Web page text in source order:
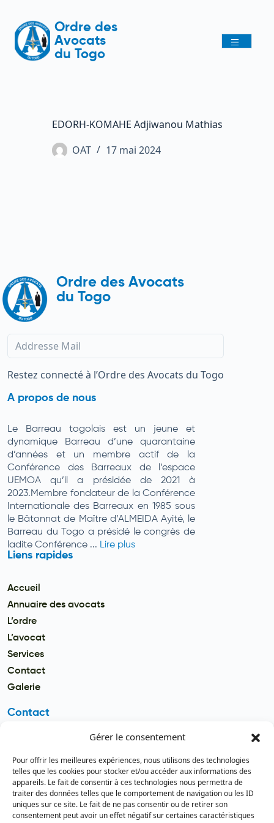
Gérer le consentement
Pour offrir les meilleures expériences, nous utilisons des technologies
telles que les cookies pour stocker et/ou accéder aux informations des
appareils. Le fait de consentir à ces technologies nous permettra de
traiter des données telles que le comportement de navigation ou les ID
uniques sur ce site. Le fait de ne pas consentir ou de retirer son
consentement peut avoir un effet négatif sur certaines caractéristiques
Ordre des
Avocats
du Togo
EDORH-KOMAHE Adjiwanou Mathias
OAT
17 mai 2024
Ordre des Avocats
du Togo
Restez connecté à l’Ordre des Avocats du Togo
A propos de nous
Le Barreau togolais est un jeune et
dynamique Barreau d’une quarantaine
d’années et un membre actif de la
Conférence des Barreaux de l’espace
UEMOA qu’il a présidée de 2021 à
2023.Membre fondateur de la Conférence
Internationale des Barreaux en 1985 sous
le Bâtonnat de Maître d’ALMEIDA Ayité, le
Barreau du Togo a présidé le congrès de
ladite Conférence ... Lire plus
Liens rapides
Accueil
Annuaire des avocats
L’ordre
L’avocat
Services
Contact
Galerie
Contact
secretariat.batonnier@barreau
dutogo.tg
Téléphone
(+228) 22 22 08 82 / 93 99 09 35
(+228) 22 21 67 52